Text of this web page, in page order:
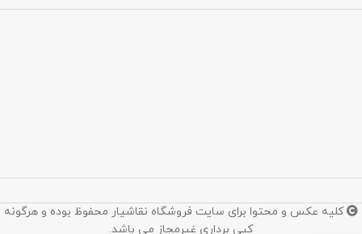
کلیه عکس و محتوا برای سایت فروشگاه نقاشیار محفوظ بوده و هرگونه
کپی برداری غیرمجاز می باشد.